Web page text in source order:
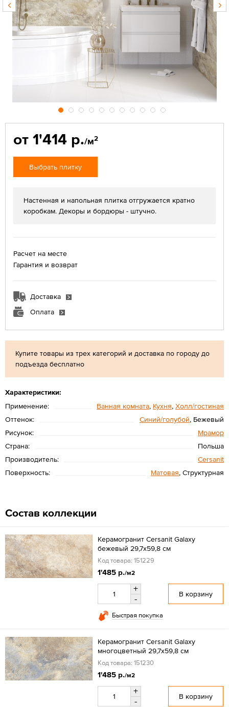
Купите товары из трех категорий и доставка по городу до
подъезда бесплатно
Характеристики:
Применение:
Ванная комната, Кухня, Холл/гостиная
Оттенок:
Синий/голубой, Бежевый
Рисунок:
Мрамор
Страна:
Польша
Производитель:
Cersanit
Поверхность:
Матовая, Структурная
от 1'414 р./м2
Выбрать плитку
Настенная и напольная плитка отгружается кратно
коробкам. Декоры и бордюры - штучно.
Расчет на месте
Гарантия и возврат
Доставка
Оплата
Состав коллекции
Керамогранит Cersanit Galaxy
бежевый 29,7x59,8 см
Код товара: 151229
1'485 р./м2
+
-
В корзину
Быстрая покупка
Керамогранит Cersanit Galaxy
многоцветный 29,7x59,8 см
Код товара: 151230
1'485 р./м2
+
-
В корзину